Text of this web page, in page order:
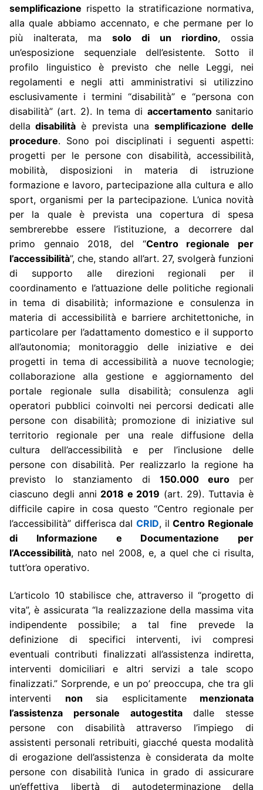
semplificazione rispetto la stratificazione normativa,
alla quale abbiamo accennato, e che permane per lo
più inalterata, ma solo di un riordino, ossia
un’esposizione sequenziale dell’esistente. Sotto il
profilo linguistico è previsto che nelle Leggi, nei
regolamenti e negli atti amministrativi si utilizzino
esclusivamente i termini “disabilità” e “persona con
disabilità” (art. 2). In tema di accertamento sanitario
della disabilità è prevista una semplificazione delle
procedure. Sono poi disciplinati i seguenti aspetti:
progetti per le persone con disabilità, accessibilità,
mobilità, disposizioni in materia di istruzione
formazione e lavoro, partecipazione alla cultura e allo
sport, organismi per la partecipazione. L’unica novità
per la quale è prevista una copertura di spesa
sembrerebbe essere l’istituzione, a decorrere dal
primo gennaio 2018, del “Centro regionale per
l’accessibilità”, che, stando all’art. 27, svolgerà funzioni
di supporto alle direzioni regionali per il
coordinamento e l’attuazione delle politiche regionali
in tema di disabilità; informazione e consulenza in
materia di accessibilità e barriere architettoniche, in
particolare per l’adattamento domestico e il supporto
all’autonomia; monitoraggio delle iniziative e dei
progetti in tema di accessibilità a nuove tecnologie;
collaborazione alla gestione e aggiornamento del
portale regionale sulla disabilità; consulenza agli
operatori pubblici coinvolti nei percorsi dedicati alle
persone con disabilità; promozione di iniziative sul
territorio regionale per una reale diffusione della
cultura dell’accessibilità e per l’inclusione delle
persone con disabilità. Per realizzarlo la regione ha
previsto lo stanziamento di 150.000 euro per
ciascuno degli anni 2018 e 2019 (art. 29). Tuttavia è
difficile capire in cosa questo “Centro regionale per
l’accessibilità” differisca dal CRID, ilCentro Regionale
di Informazione e Documentazione per
l’Accessibilità, nato nel 2008, e, a quel che ci risulta,
tutt’ora operativo.
L’articolo 10 stabilisce che, attraverso il “progetto di
vita”, è assicurata “la realizzazione della massima vita
indipendente possibile; a tal fine prevede la
definizione di specifici interventi, ivi compresi
eventuali contributi finalizzati all’assistenza indiretta,
interventi domiciliari e altri servizi a tale scopo
finalizzati.” Sorprende, e un po’ preoccupa, che tra gli
interventi non sia esplicitamentemenzionata
l’assistenza personale autogestitadalle stesse
persone con disabilità attraverso l’impiego di
assistenti personali retribuiti, giacché questa modalità
di erogazione dell’assistenza è considerata da molte
persone con disabilità l’unica in grado di assicurare
un’effettiva libertà di autodeterminazione della